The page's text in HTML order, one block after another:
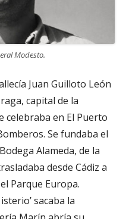
Modesto.
Juan Guilloto León
capital de la
celebraba en El Puerto
Se fundaba el
Alameda, de la
desde Cádiz a
Parque Europa.
sacaba la